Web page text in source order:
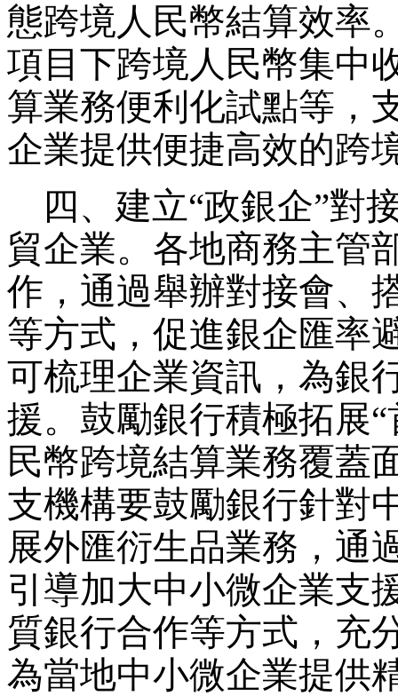
態跨境人民幣結算效率
項目下跨境人民幣集中
算業務便利化試點等，
企業提供便捷高效的跨
四、建立“政銀企”對
貿企業。各地商務主管
作，通過舉辦對接會、
等方式，促進銀企匯率
可梳理企業資訊，為銀
援。鼓勵銀行積極拓展
民幣跨境結算業務覆蓋
支機構要鼓勵銀行針對
展外匯衍生品業務，通
引導加大中小微企業支
質銀行合作等方式，充
為當地中小微企業提供